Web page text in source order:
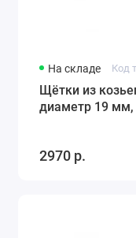
На складе Код
Щётки из
диаметр 19 мм,
2970 р.